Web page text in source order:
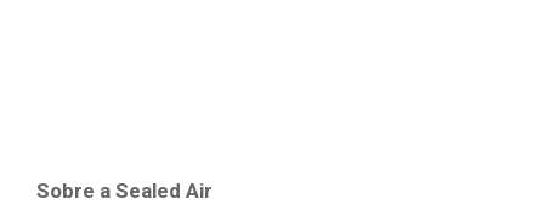
Sobre a Sealed Air